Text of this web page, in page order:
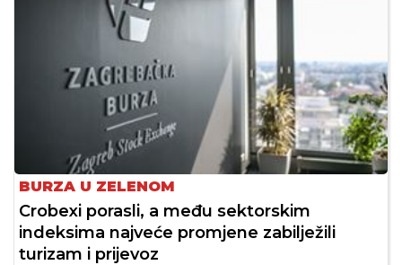
BURZA U ZELENOM
Crobexi porasli, a među sektorskim
indeksima najveće promjene zabilježili
turizam i prijevoz